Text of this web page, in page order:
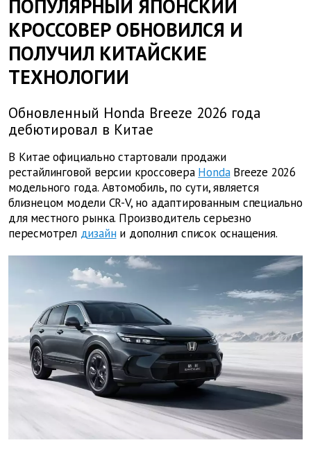
ПОПУЛЯРНЫЙ ЯПОНСКИЙ
КРОССОВЕР ОБНОВИЛСЯ И
ПОЛУЧИЛ КИТАЙСКИЕ
ТЕХНОЛОГИИ
Обновленный Honda Breeze 2026 года
дебютировал в Китае
В Китае официально стартовали продажи
рестайлинговой версии кроссовера HondaBreeze 2026
модельного года. Автомобиль, по сути, является
близнецом модели CR-V, но адаптированным специально
для местного рынка. Производитель серьезно
пересмотрел дизайни дополнил список оснащения.